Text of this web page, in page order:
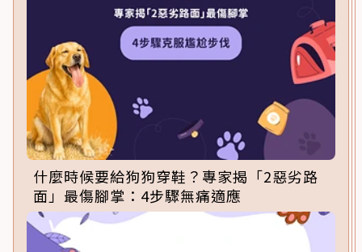
什麼時候要給狗狗穿鞋？專家揭「2惡劣路
面」最傷腳掌：4步驟無痛適應